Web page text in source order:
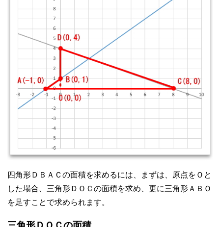
四角形ＤＢＡＣの面積を求めるには、まずは、原点をＯと
した場合、三角形ＤＯＣの面積を求め、更に三角形ＡＢＯ
を足すことで求められます。